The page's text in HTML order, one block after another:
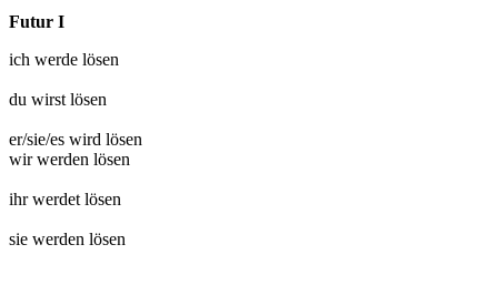
Futur I
ich werde lösen
du wirst lösen
er/sie/es wird lösen
wir werden lösen
ihr werdet lösen
sie werden lösen